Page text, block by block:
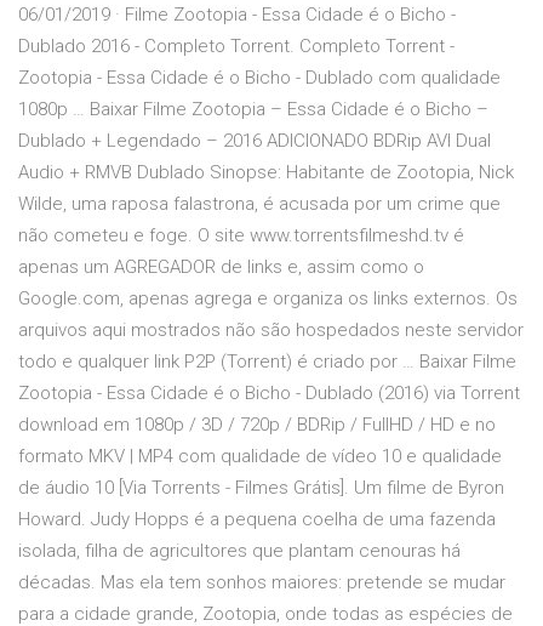
06/01/2019 · Filme Zootopia - Essa Cidade é o Bicho -
Dublado 2016 - Completo Torrent. Completo Torrent -
Zootopia - Essa Cidade é o Bicho - Dublado com qualidade
1080p … Baixar Filme Zootopia – Essa Cidade é o Bicho –
Dublado + Legendado – 2016 ADICIONADO BDRip AVI Dual
Audio + RMVB Dublado Sinopse: Habitante de Zootopia, Nick
Wilde, uma raposa falastrona, é acusada por um crime que
não cometeu e foge. O site www.torrentsfilmeshd.tv é
apenas um AGREGADOR de links e, assim como o
Google.com, apenas agrega e organiza os links externos. Os
arquivos aqui mostrados não são hospedados neste servidor
todo e qualquer link P2P (Torrent) é criado por … Baixar Filme
Zootopia - Essa Cidade é o Bicho - Dublado (2016) via Torrent
download em 1080p / 3D / 720p / BDRip / FullHD / HD e no
formato MKV | MP4 com qualidade de vídeo 10 e qualidade
de áudio 10 [Via Torrents - Filmes Grátis]. Um filme de Byron
Howard. Judy Hopps é a pequena coelha de uma fazenda
isolada, filha de agricultores que plantam cenouras há
décadas. Mas ela tem sonhos maiores: pretende se mudar
para a cidade grande, Zootopia, onde todas as espécies de